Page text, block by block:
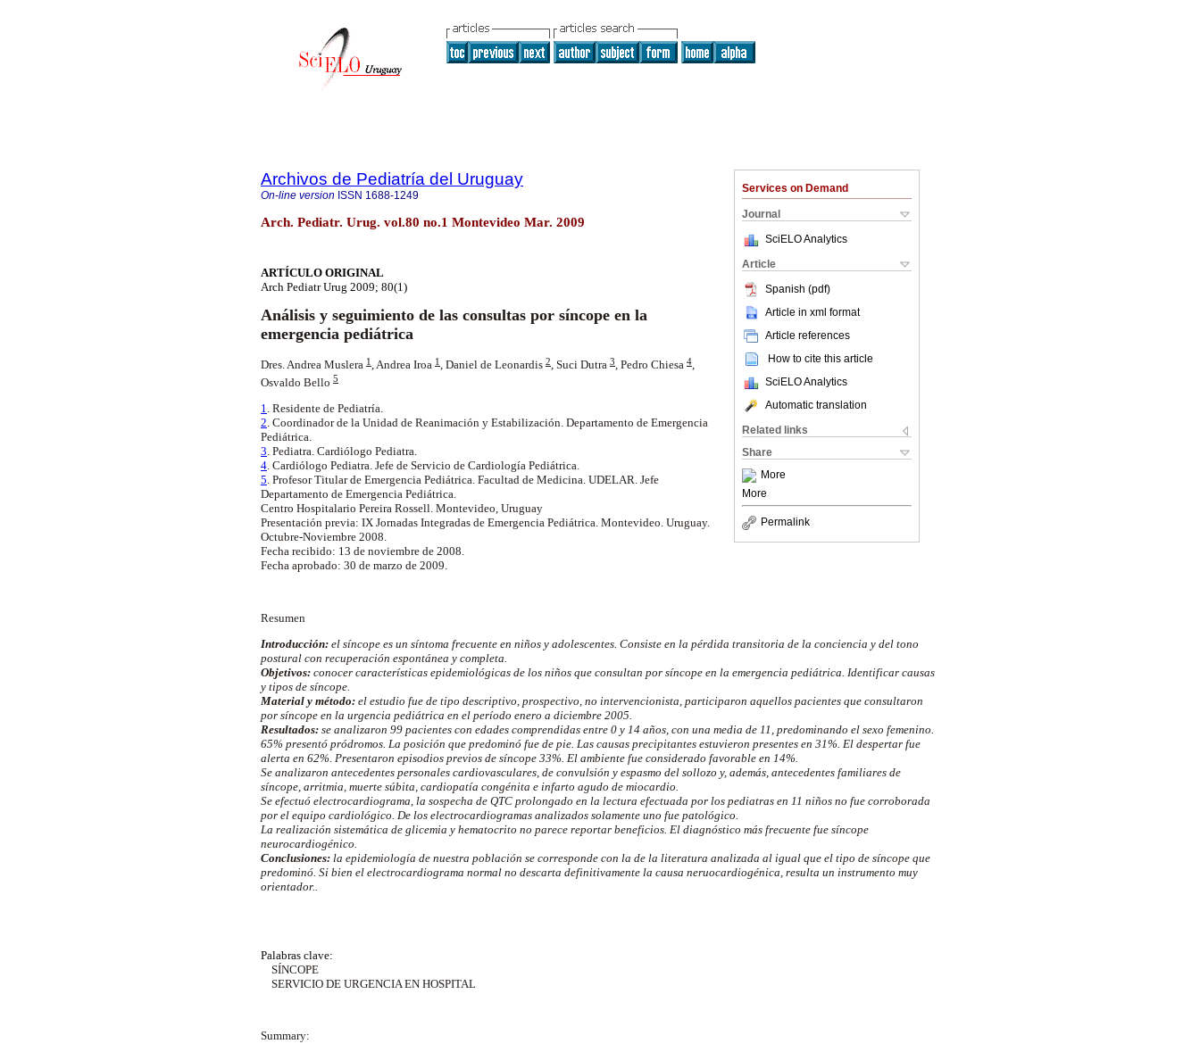
Services on Demand
Journal
SciELO Analytics
Article
Spanish (pdf)
Article in xml format
Article references
How to cite this article
SciELO Analytics
Automatic translation
Related links
Share
More
More
Permalink
Archivos de Pediatría del Uruguay
On-line version ISSN 1688-1249
Arch. Pediatr. Urug. vol.80 no.1 Montevideo Mar. 2009
ARTÍCULO ORIGINAL
Arch Pediatr Urug 2009; 80(1)
Análisis y seguimiento de las consultas por síncope en la
emergencia pediátrica
Dres. Andrea Muslera 1, Andrea Iroa 1, Daniel de Leonardis 2, Suci Dutra 3, Pedro Chiesa 4,
Osvaldo Bello 5
1. Residente de Pediatría.
2. Coordinador de la Unidad de Reanimación y Estabilización. Departamento de Emergencia
Pediátrica.
3. Pediatra. Cardiólogo Pediatra.
4. Cardiólogo Pediatra. Jefe de Servicio de Cardiología Pediátrica.
5. Profesor Titular de Emergencia Pediátrica. Facultad de Medicina. UDELAR. Jefe
Departamento de Emergencia Pediátrica.
Centro Hospitalario Pereira Rossell. Montevideo, Uruguay
Presentación previa: IX Jornadas Integradas de Emergencia Pediátrica. Montevideo. Uruguay.
Octubre-Noviembre 2008.
Fecha recibido: 13 de noviembre de 2008.
Fecha aprobado: 30 de marzo de 2009.
Resumen
Introducción: el síncope es un síntoma frecuente en niños y adolescentes. Consiste en la pérdida transitoria de la conciencia y del tono
postural con recuperación espontánea y completa.
Objetivos: conocer características epidemiológicas de los niños que consultan por síncope en la emergencia pediátrica. Identificar causas
y tipos de síncope.
Material y método: el estudio fue de tipo descriptivo, prospectivo, no intervencionista, participaron aquellos pacientes que consultaron
por síncope en la urgencia pediátrica en el período enero a diciembre 2005.
Resultados: se analizaron 99 pacientes con edades comprendidas entre 0 y 14 años, con una media de 11, predominando el sexo femenino.
65% presentó pródromos. La posición que predominó fue de pie. Las causas precipitantes estuvieron presentes en 31%. El despertar fue
alerta en 62%. Presentaron episodios previos de síncope 33%. El ambiente fue considerado favorable en 14%.
Se analizaron antecedentes personales cardiovasculares, de convulsión y espasmo del sollozo y, además, antecedentes familiares de
síncope, arritmia, muerte súbita, cardiopatía congénita e infarto agudo de miocardio.
Se efectuó electrocardiograma, la sospecha de QTC prolongado en la lectura efectuada por los pediatras en 11 niños no fue corroborada
por el equipo cardiológico. De los electrocardiogramas analizados solamente uno fue patológico.
La realización sistemática de glicemia y hematocrito no parece reportar beneficios. El diagnóstico más frecuente fue síncope
neurocardiogénico.
Conclusiones: la epidemiología de nuestra población se corresponde con la de la literatura analizada al igual que el tipo de síncope que
predominó. Si bien el electrocardiograma normal no descarta definitivamente la causa neruocardiogénica, resulta un instrumento muy
orientador..
Palabras clave:
SÍNCOPE
SERVICIO DE URGENCIA EN HOSPITAL
Summary: